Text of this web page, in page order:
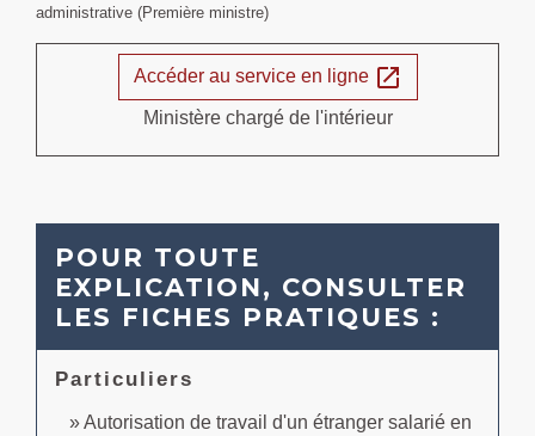
administrative (Première ministre)
Accéder au service en ligne open_in_new
Ministère chargé de l'intérieur
POUR TOUTE
EXPLICATION, CONSULTER
LES FICHES PRATIQUES :
Particuliers
Autorisation de travail d'un étranger salarié en